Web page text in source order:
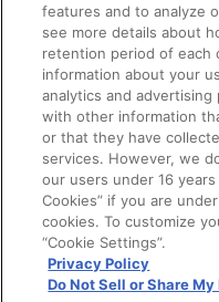
アイデア等のご提案について
©SUNRISE
ご注意：内容および
features and to analyze
see more details about
retention period of each
information about your
analytics and
with other information
or that they have
services. However, we
our users under 16
Cookies” if you are
cookies. To customize
“Cookie Settings”.
Privacy Policy
Do Not Sell or Share